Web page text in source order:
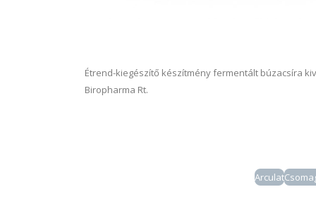
Étrend-kiegészítő készítmény fermentált búzacsíra
Biropharma Rt.
Arculat